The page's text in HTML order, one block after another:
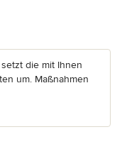
die mit Ihnen
um. Maßnahmen